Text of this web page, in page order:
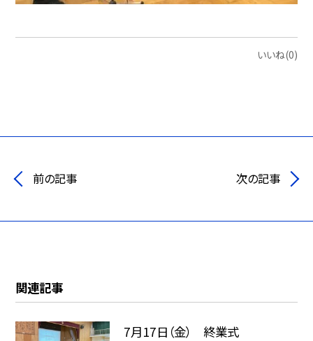
いいね(0)
前の記事 次の記事
関連記事
7月17日（金） 終業式